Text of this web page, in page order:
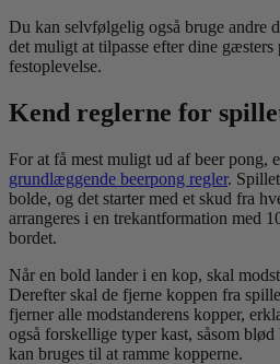
Du kan selvfølgelig også bruge andre
det muligt at tilpasse efter dine
festoplevelse.
Kend reglerne for
For at få mest muligt ud af beer pong,
grundlæggende beerpong regler.
bolde, og det starter med et skud fra
arrangeres i en trekantformation med
bordet.
Når en bold lander i en kop, skal
Derefter skal de fjerne koppen fra
fjerner alle modstanderens kopper,
også forskellige typer kast, såsom
kan bruges til at ramme kopperne.